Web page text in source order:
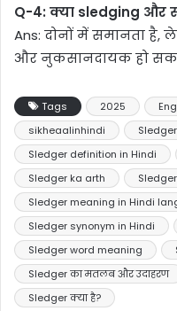
Q-4: क्या sledging और
Ans: दोनों में समानता
और नुकसानदायक हो
Tags 2025
sikheaalinhindi
Sledger definition in Hindi
Sledger ka arth
Sledger meaning in Hindi
Sledger synonym in Hindi
Sledger word meaning
Sledger का मतलब और उदाहरण
Sledger क्या है?